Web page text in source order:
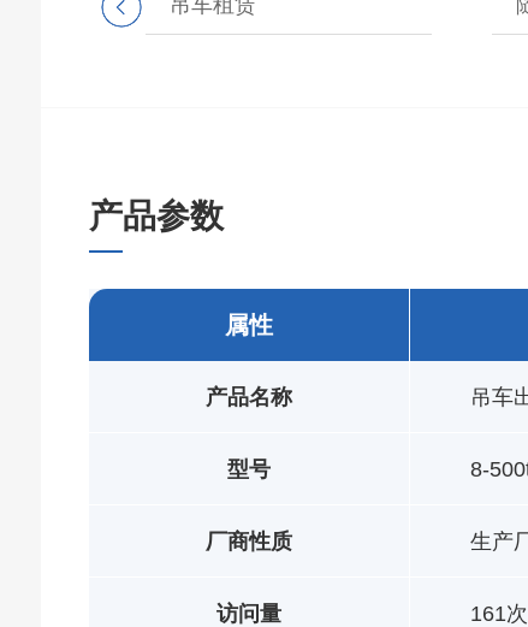
吊车租赁
产品参数
属性
产品名称
型号
厂商性质
访问量
吊车
8-
生产
161次